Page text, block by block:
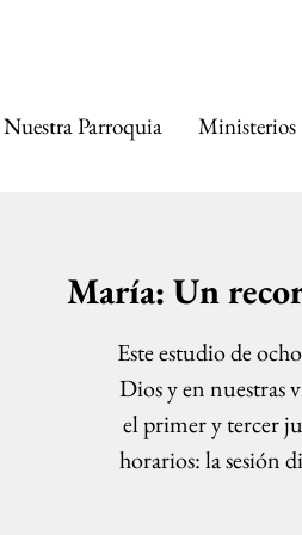
Nuestra Parroquia Ministerios
María: Un
Este estudio de
Dios y en nuestras
el primer y tercer
horarios: la sesión